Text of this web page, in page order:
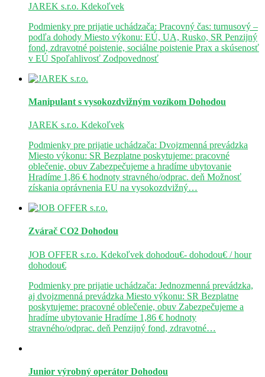
JAREK s.r.o. Kdekoľvek
Podmienky pre prijatie uchádzača: Pracovný čas: turnusový –
podľa dohody Miesto výkonu: EÚ, UA, Rusko, SR Penzijný
fond, zdravotné poistenie, sociálne poistenie Prax a skúsenosť
v EÚ Spoľahlivosť Zodpovednosť
Manipulant s vysokozdvižným vozíkom Dohodou
JAREK s.r.o. Kdekoľvek
Podmienky pre prijatie uchádzača: Dvojzmenná prevádzka
Miesto výkonu: SR Bezplatne poskytujeme: pracovné
oblečenie, obuv Zabezpečujeme a hradíme ubytovanie
Hradíme 1,86 € hodnoty stravného/odprac. deň Možnosť
získania oprávnenia EU na vysokozdvižný…
Zvárač CO2 Dohodou
JOB OFFER s.r.o. Kdekoľvek dohodou€- dohodou€ / hour
dohodou€
Podmienky pre prijatie uchádzača: Jednozmenná prevádzka,
aj dvojzmenná prevádzka Miesto výkonu: SR Bezplatne
poskytujeme: pracovné oblečenie, obuv Zabezpečujeme a
hradíme ubytovanie Hradíme 1,86 € hodnoty
stravného/odprac. deň Penzijný fond, zdravotné…
Junior výrobný operátor Dohodou